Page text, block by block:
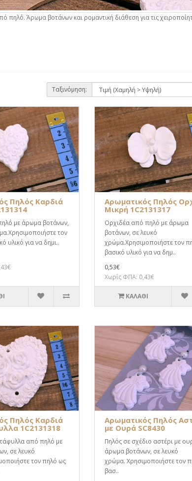
πηλό. Άρωμα βοτάνων και ρομαντική διάθεση για τις
Ταξινόμηση:
Πηλός Καρδιά
με άρωμα βοτάνων,
τον
υλικό για να δημι..
Αρωματικός Πηλός
Μικρή 1C2131317
Ορχιδέα από πηλό με άρωμα
βοτάνων, σε λευκό
χρώμα.Χρησιμοποιήστε τον
βασικό υλικό για να δημ..
0,53€
Χωρίς ΦΠΑ: 0,43€
ΚΑΛΆΘΙ
Πηλός Καρδιά
1C2131318
από πηλό με
σε λευκό
τον πηλό ως
Αρωματικός Πηλός
με Ουρά SC8430
Πηλός σε σχέδιο αστέρι με
άρωμα βοτάνων, σε λευκό
χρώμα. Χρησιμοποιήστε τον
βασ..